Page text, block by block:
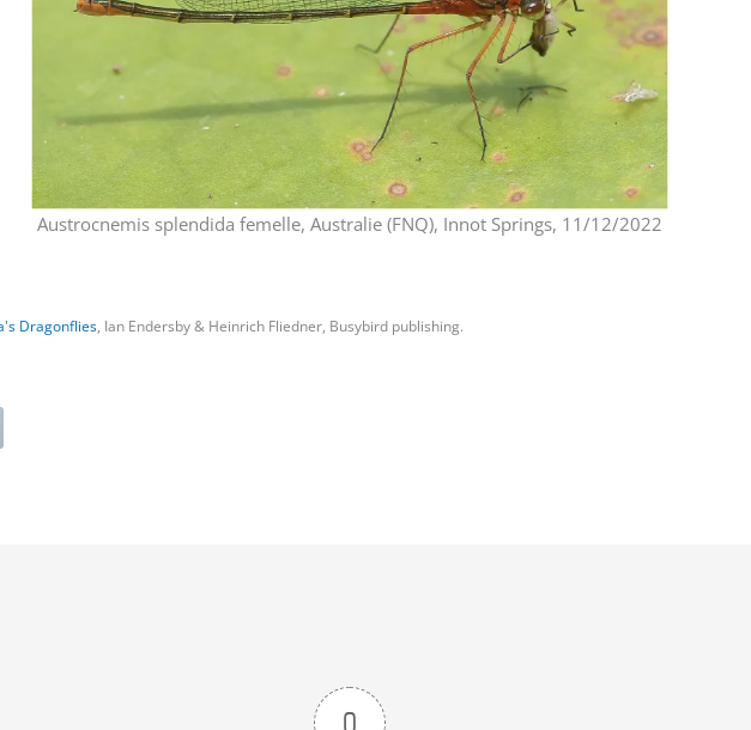
Austrocnemis splendida femelle, Australie (FNQ), Innot Springs, 11/12/2022
Dragonflies, Ian Endersby & Heinrich Fliedner, Busybird publishing.